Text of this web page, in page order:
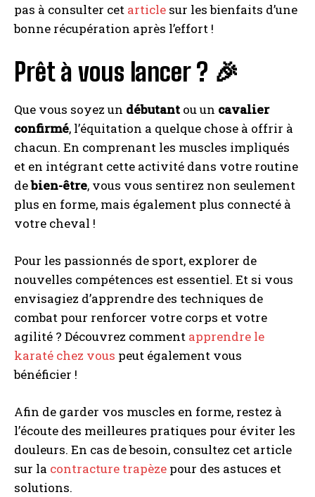
pas à consulter cet article sur les bienfaits d’une
bonne récupération après l’effort !
Prêt à vous lancer ? 🎉
Que vous soyez un débutant ou un cavalier
confirmé, l’équitation a quelque chose à offrir à
chacun. En comprenant les muscles impliqués
et en intégrant cette activité dans votre routine
debien-être, vous vous sentirez non seulement
plus en forme, mais également plus connecté à
votre cheval !
Pour les passionnés de sport, explorer de
nouvelles compétences est essentiel. Et si vous
envisagiez d’apprendre des techniques de
combat pour renforcer votre corps et votre
agilité ? Découvrez comment apprendre le
karaté chez vous peut également vous
bénéficier !
Afin de garder vos muscles en forme, restez à
l’écoute des meilleures pratiques pour éviter les
douleurs. En cas de besoin, consultez cet article
sur la contracture trapèze pour des astuces et
solutions.